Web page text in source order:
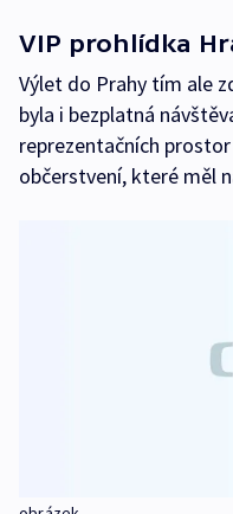
VIP prohlídka
Výlet do Prahy tím ale
byla i bezplatná
reprezentačních
občerstvení, které měl